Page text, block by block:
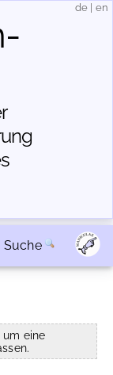
de en
Suche
um eine